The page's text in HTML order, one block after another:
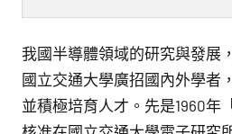
我國半導體領域的研究與發展
國立交通大學廣招國內外學者
並積極培育人才。先是1960年